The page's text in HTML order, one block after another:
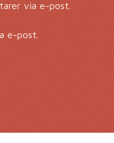
via e-post.
e-post.